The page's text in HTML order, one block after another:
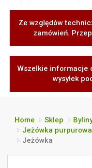
Ze względów
zamówień.
Wszelkie informacje
wysyłek
Home Sklep
Jeżówka
Jeżówka